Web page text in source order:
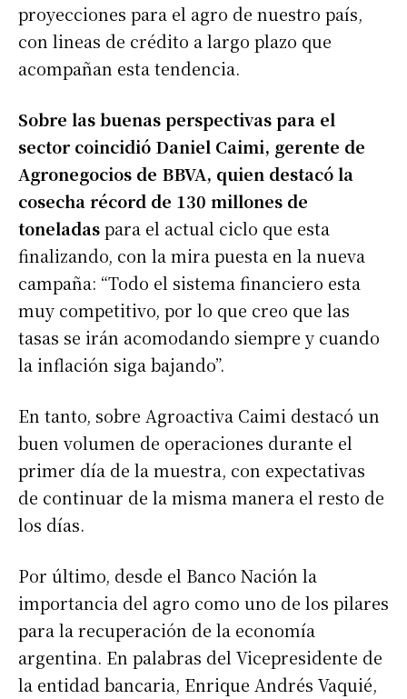
proyecciones para el agro de nuestro país,
con lineas de crédito a largo plazo que
acompañan esta tendencia.
Sobre las buenas perspectivas para el
sector coincidió Daniel Caimi, gerente de
Agronegocios de BBVA, quien destacó la
cosecha récord de 130 millones de
toneladaspara el actual ciclo que esta
finalizando, con la mira puesta en la nueva
campaña: “Todo el sistema financiero esta
muy competitivo, por lo que creo que las
tasas se irán acomodando siempre y cuando
la inflación siga bajando”.
En tanto, sobre Agroactiva Caimi destacó un
buen volumen de operaciones durante el
primer día de la muestra, con expectativas
de continuar de la misma manera el resto de
los días.
Por último, desde el Banco Nación la
importancia del agro como uno de los pilares
para la recuperación de la economía
argentina. En palabras del Vicepresidente de
la entidad bancaria, Enrique Andrés Vaquié,